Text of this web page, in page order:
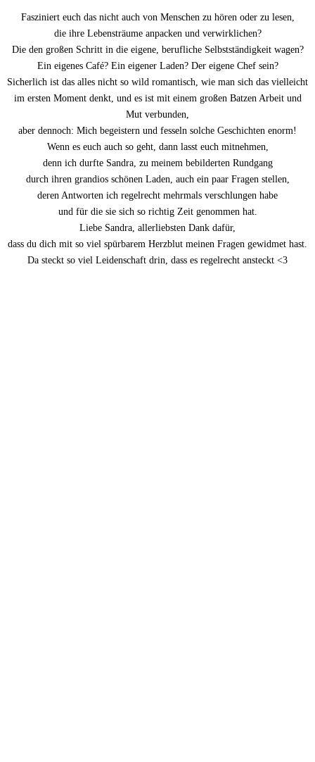
Fasziniert euch das nicht auch von Menschen zu hören oder zu lesen,
die ihre Lebensträume anpacken und verwirklichen?
Die den großen Schritt in die eigene, berufliche Selbstständigkeit wagen?
Ein eigenes Café? Ein eigener Laden? Der eigene Chef sein?
Sicherlich ist das alles nicht so wild romantisch, wie man sich das vielleicht
im ersten Moment denkt, und es ist mit einem großen Batzen Arbeit und
Mut verbunden,
aber dennoch: Mich begeistern und fesseln solche Geschichten enorm!
Wenn es euch auch so geht, dann lasst euch mitnehmen,
denn ich durfte Sandra, zu meinem bebilderten Rundgang
durch ihren grandios schönen Laden, auch ein paar Fragen stellen,
deren Antworten ich regelrecht mehrmals verschlungen habe
und für die sie sich so richtig Zeit genommen hat.
Liebe Sandra, allerliebsten Dank dafür,
dass du dich mit so viel spürbarem Herzblut meinen Fragen gewidmet hast.
Da steckt so viel Leidenschaft drin, dass es regelrecht ansteckt <3